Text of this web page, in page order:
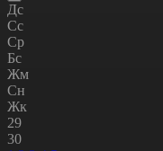
Дс
Сс
Ср
Бс
Жм
Сн
Жк
29
30